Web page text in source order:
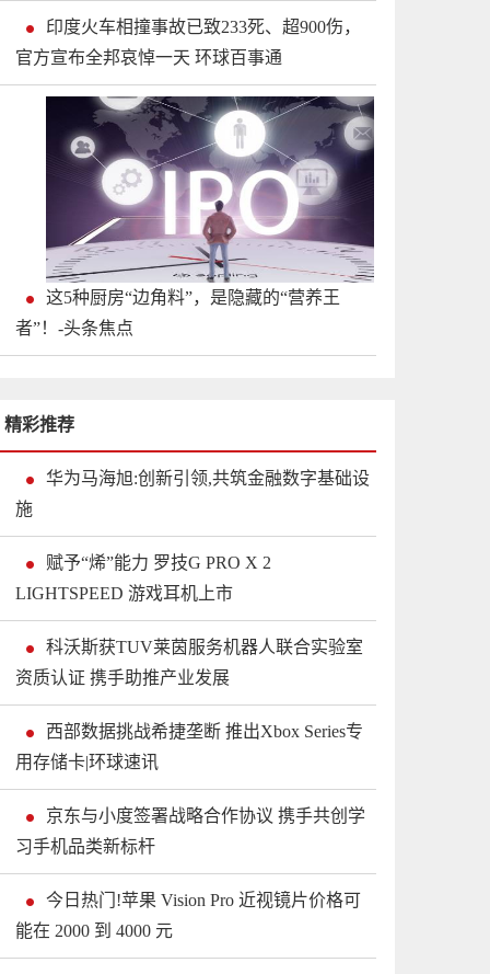
印度火车相撞事故已致233死、超900伤，
官方宣布全邦哀悼一天 环球百事通
这5种厨房“边角料”，是隐藏的“营养王
者”！-头条焦点
精彩推荐
华为马海旭:创新引领,共筑金融数字基础设
施
赋予“烯”能力 罗技G PRO X 2
LIGHTSPEED 游戏耳机上市
科沃斯获TUV莱茵服务机器人联合实验室
资质认证 携手助推产业发展
西部数据挑战希捷垄断 推出Xbox Series专
用存储卡|环球速讯
京东与小度签署战略合作协议 携手共创学
习手机品类新标杆
今日热门!苹果 Vision Pro 近视镜片价格可
能在 2000 到 4000 元